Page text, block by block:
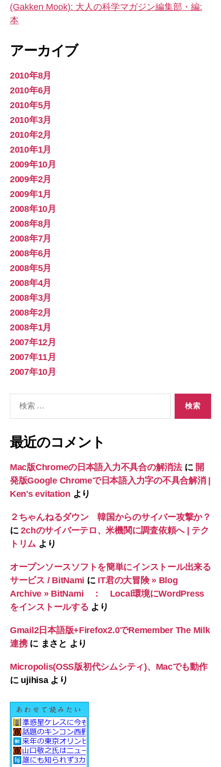
(Gakken Mook): 大人の科学マガジン編集部・編:
本
アーカイブ
2010年8月
2010年6月
2010年5月
2010年3月
2010年2月
2010年1月
2009年10月
2009年2月
2009年1月
2008年10月
2008年8月
2008年7月
2008年6月
2008年5月
2008年4月
2008年3月
2008年2月
2008年1月
2007年12月
2007年11月
2007年10月
象:
最近のコメント
Mac版Chromeの日本語入力不具合の解消法に 開
発版Google Chromeで日本語入力字の不具合解消 |
Ken's evitation より
２ちゃんねるダウン 韓国からのサイバー攻撃か？
に2chのサイバーテロ、米機関に調査依頼へ | テク
トリム より
オープンソースソフトを簡単にインストール出来る
サービス / BitNami に IT君の大冒険 » Blog
Archive » BitNami ： Local環境にWordPress
をインストールする より
Gmail2日本語版+Firefox2.0でRemember The Milk
連携に まさと より
Micropolis(OSS版初代シムシティ)、Macでも動作
に ujihisaより